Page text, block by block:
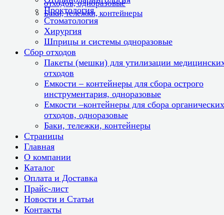
отходов, одноразовые
Баки, тележки, контейнеры
Проктология
Стоматология
Хирургия
Шприцы и системы одноразовые
Сбор отходов
Пакеты (мешки) для утилизации
отходов
Емкости – контейнеры для сбора острого
инструментария, одноразовые
Емкости –контейнеры для сбора органических
отходов, одноразовые
Баки, тележки, контейнеры
Страницы
Главная
О компании
Каталог
Оплата и Доставка
Прайс-лист
Новости и Статьи
Контакты